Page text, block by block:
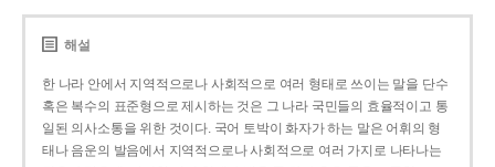
해설
한 나라 안에서 지역적으로나 사회적으로 여러 형태로 쓰이는 말을 단수
혹은 복수의 표준형으로 제시하는 것은 그 나라 국민들의 효율적이고 통
일된 의사소통을 위한 것이다. 국어 토박이 화자가 하는 말은 어휘의 형
태나 음운의 발음에서 지역적으로나 사회적으로 여러 가지로 나타나는